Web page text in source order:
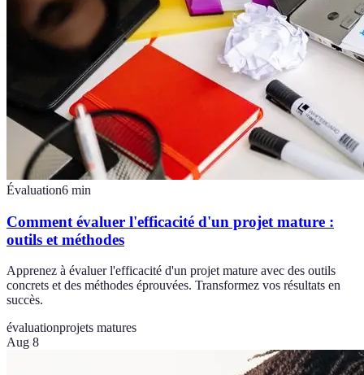
Évaluation6 min
Comment évaluer l'efficacité d'un projet mature :
outils et méthodes
Apprenez à évaluer l'efficacité d'un projet mature avec des outils
concrets et des méthodes éprouvées. Transformez vos résultats en
succès.
évaluationprojets matures
Aug 8